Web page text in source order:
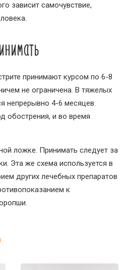
зависит самочувствие,
принимают курсом по 6-8
не ограничена. В тяжелых
непрерывно 4-6 месяцев.
обострения, и во время
ложке. Принимать следует за
Эта же схема используется в
других лечебных препаратов
к